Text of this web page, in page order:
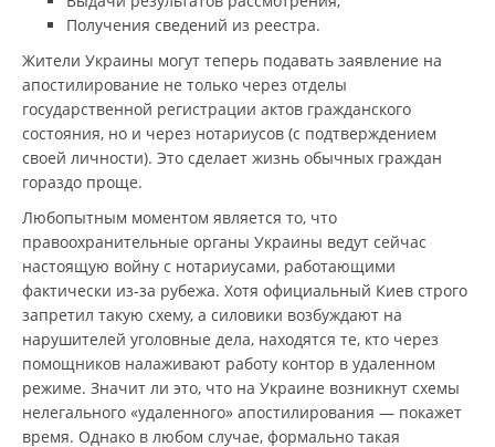
Получения сведений из реестра.
Жители Украины могут теперь подавать заявление на
апостилирование не только через отделы
государственной регистрации актов гражданского
состояния, но и через нотариусов (с подтверждением
своей личности). Это сделает жизнь обычных граждан
гораздо проще.
Любопытным моментом является то, что
правоохранительные органы Украины ведут сейчас
настоящую войну с нотариусами, работающими
фактически из-за рубежа. Хотя официальный Киев строго
запретил такую схему, а силовики возбуждают на
нарушителей уголовные дела, находятся те, кто через
помощников налаживают работу контор в удаленном
режиме. Значит ли это, что на Украине возникнут схемы
нелегального «удаленного» апостилирования — покажет
время. Однако в любом случае, формально такая